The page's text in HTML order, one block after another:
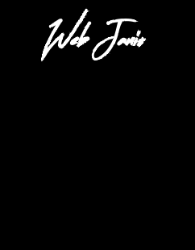
Web Janis